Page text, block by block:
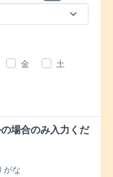
金
土
場合のみ入力くだ
がな